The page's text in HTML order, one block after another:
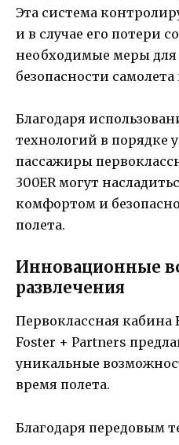
Эта система
и в случае его потери
необходимые меры для
безопасности
Благодаря
технологий в порядке
пассажиры
300ER могут
комфортом и
полета.
Инновационные
развлечения
Первоклассная кабина
Foster + Partners
уникальные
время полета.
Благодаря передовым